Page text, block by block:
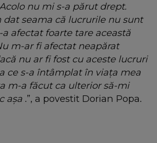
nu mi s-a părut drept.
seama că lucrurile nu sunt
afectat foarte tare această
m-ar fi afectat neapărat
nu ar fi fost cu aceste lucruri
ce s-a întâmplat în viața mea
m-a făcut ca ulterior să-mi
așa .”, a povestit Dorian Popa.